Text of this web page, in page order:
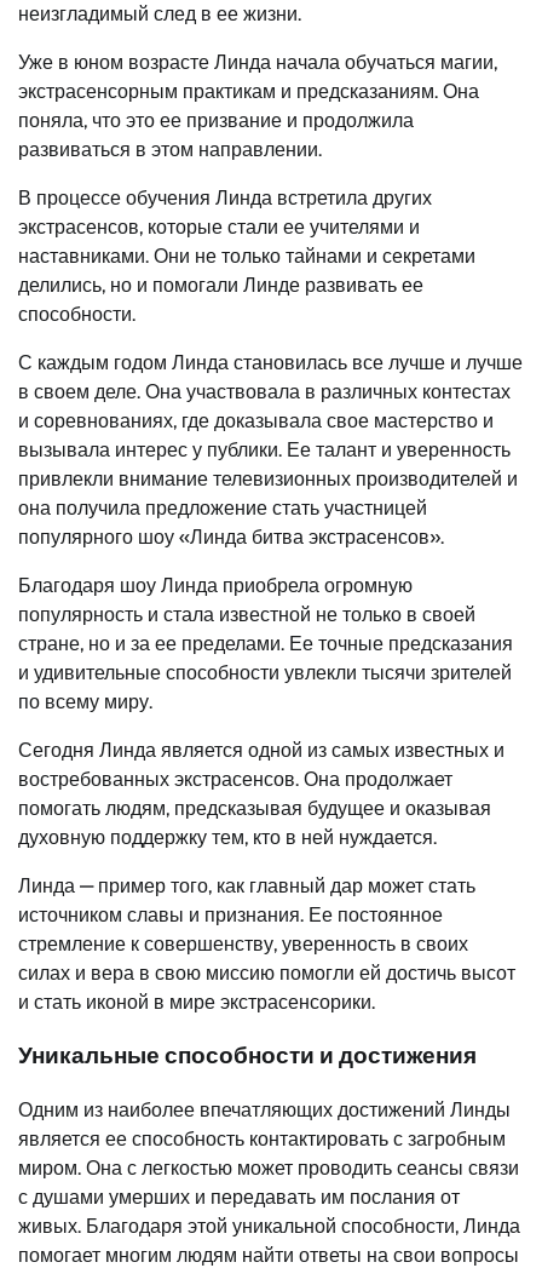
неизгладимый след в ее жизни.
Уже в юном возрасте Линда начала обучаться магии,
экстрасенсорным практикам и предсказаниям. Она
поняла, что это ее призвание и продолжила
развиваться в этом направлении.
В процессе обучения Линда встретила других
экстрасенсов, которые стали ее учителями и
наставниками. Они не только тайнами и секретами
делились, но и помогали Линде развивать ее
способности.
С каждым годом Линда становилась все лучше и лучше
в своем деле. Она участвовала в различных контестах
и соревнованиях, где доказывала свое мастерство и
вызывала интерес у публики. Ее талант и уверенность
привлекли внимание телевизионных производителей и
она получила предложение стать участницей
популярного шоу «Линда битва экстрасенсов».
Благодаря шоу Линда приобрела огромную
популярность и стала известной не только в своей
стране, но и за ее пределами. Ее точные предсказания
и удивительные способности увлекли тысячи зрителей
по всему миру.
Сегодня Линда является одной из самых известных и
востребованных экстрасенсов. Она продолжает
помогать людям, предсказывая будущее и оказывая
духовную поддержку тем, кто в ней нуждается.
Линда — пример того, как главный дар может стать
источником славы и признания. Ее постоянное
стремление к совершенству, уверенность в своих
силах и вера в свою миссию помогли ей достичь высот
и стать иконой в мире экстрасенсорики.
Уникальные способности и достижения
Одним из наиболее впечатляющих достижений Линды
является ее способность контактировать с загробным
миром. Она с легкостью может проводить сеансы связи
с душами умерших и передавать им послания от
живых. Благодаря этой уникальной способности, Линда
помогает многим людям найти ответы на свои вопросы